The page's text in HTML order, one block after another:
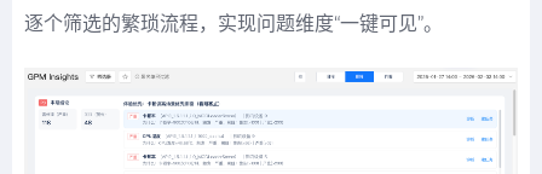
逐个筛选的繁琐流程，实现问题维度“一键可见”。